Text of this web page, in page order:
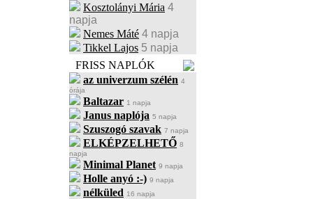
Kosztolányi Mária 4
napja
Nemes Máté 4 napja
Tikkel Lajos 5 napja
FRISS NAPLÓK
az univerzum szélén 4
órája
Baltazar 1 napja
Janus naplója 5 napja
Szuszogó szavak 7 napja
ELKÉPZELHETŐ 8
napja
Minimal Planet 9 napja
Holle anyó :-) 9 napja
nélküled 16 napja